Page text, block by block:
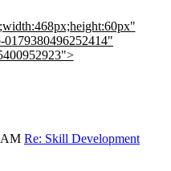
AM Re: Skill Development